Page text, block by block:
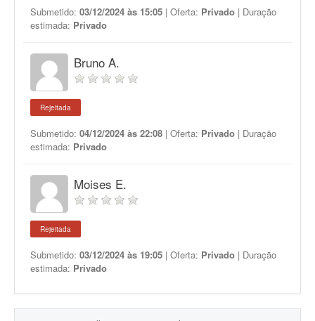
Submetido: 03/12/2024 às 15:05 | Oferta: Privado | Duração
estimada: Privado
Bruno A.
Rejeitada
Submetido: 04/12/2024 às 22:08 | Oferta: Privado | Duração
estimada: Privado
Moises E.
Rejeitada
Submetido: 03/12/2024 às 19:05 | Oferta: Privado | Duração
estimada: Privado